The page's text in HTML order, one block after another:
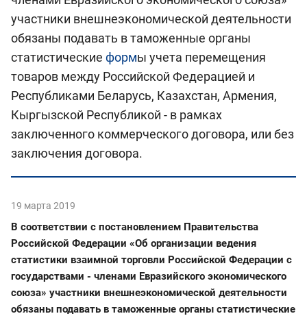
участники внешнеэкономической деятельности
обязаны подавать в таможенные органы
статистические формы учета перемещения
товаров между Российской Федерацией и
Республиками Беларусь, Казахстан, Армения,
Кыргызской Республикой - в рамках
заключенного коммерческого договора, или без
заключения договора.
19 марта 2019
В соответствии с постановлением Правительства
Российской Федерации «Об организации ведения
статистики взаимной торговли Российской Федерации с
государствами - членами Евразийского экономического
союза» участники внешнеэкономической деятельности
обязаны подавать в таможенные органы статистические